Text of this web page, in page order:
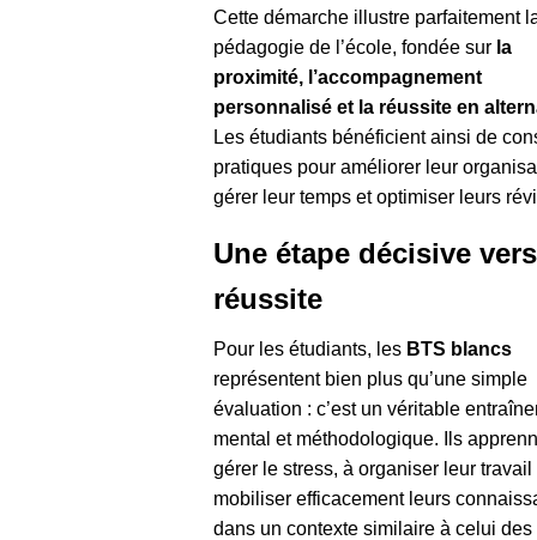
Cette démarche illustre parfaitement
pédagogie de l’école, fondée sur la
proximité, l’accompagnement
personnalisé et la réussite en
Les étudiants bénéficient ainsi de
pratiques pour améliorer leur
gérer leur temps et optimiser leurs
Une étape décisive
réussite
Pour les étudiants, les BTS blancs
représentent bien plus qu’une simple
évaluation : c’est un véritable
mental et méthodologique. Ils
gérer le stress, à organiser leur travail
mobiliser efficacement leurs
dans un contexte similaire à celui des